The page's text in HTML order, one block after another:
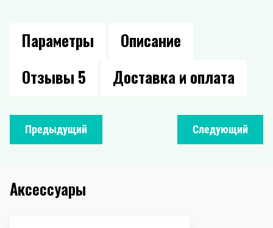
Параметры
Описание
Отзывы 5 Доставка и оплата
Предыдущий Следующий
Аксессуары